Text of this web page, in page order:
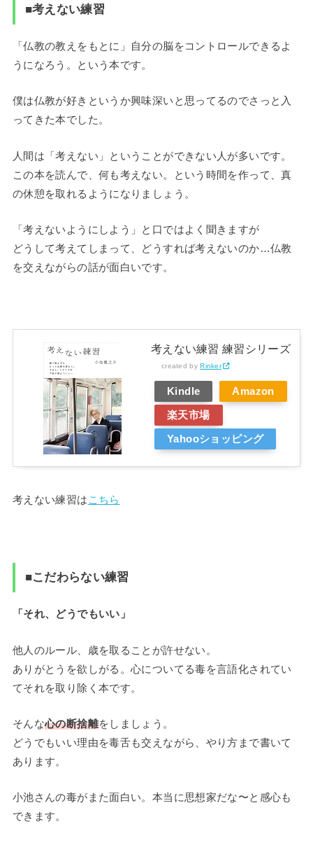
■考えない練習
「仏教の教えをもとに」自分の脳をコントロールできるよ
うになろう。という本です。
僕は仏教が好きというか興味深いと思ってるのでさっと入
ってきた本でした。
人間は「考えない」ということができない人が多いです。
この本を読んで、何も考えない。という時間を作って、真
の休憩を取れるようになりましょう。
「考えないようにしよう」と口ではよく聞きますが
どうして考えてしまって、どうすれば考えないのか…仏教
を交えながらの話が面白いです。
考えない練習 練習シリーズ
created byRinker
Kindle Amazon
楽天市場
Yahooショッピング
考えない練習は こちら
■こだわらない練習
「それ、どうでもいい」
他人のルール、歳を取ることが許せない。
ありがとうを欲しがる。心についてる毒を言語化されてい
てそれを取り除く本です。
そんな心の断捨離をしましょう。
どうでもいい理由を毒舌も交えながら、やり方まで書いて
あります。
小池さんの毒がまた面白い。本当に思想家だな〜と感心も
できます。